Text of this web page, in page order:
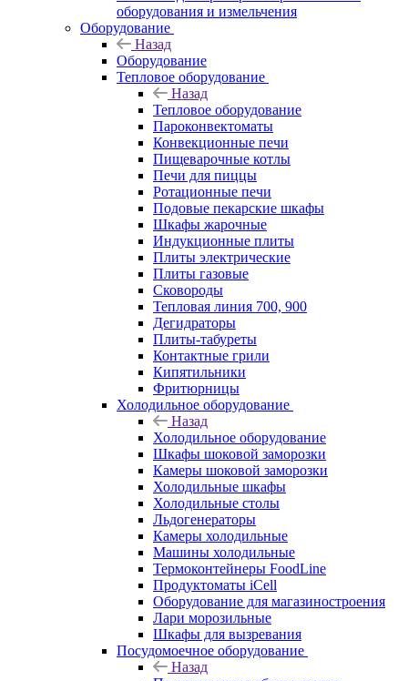
оборудования и измельчения
Оборудование
Назад
Оборудование
Тепловое оборудование
Назад
Тепловое оборудование
Пароконвектоматы
Конвекционные печи
Пищеварочные котлы
Печи для пиццы
Ротационные печи
Подовые пекарские шкафы
Шкафы жарочные
Индукционные плиты
Плиты электрические
Плиты газовые
Сковороды
Тепловая линия 700, 900
Дегидраторы
Плиты-табуреты
Контактные грили
Кипятильники
Фритюрницы
Холодильное оборудование
Назад
Холодильное оборудование
Шкафы шоковой заморозки
Камеры шоковой заморозки
Холодильные шкафы
Холодильные столы
Льдогенераторы
Камеры холодильные
Машины холодильные
Термоконтейнеры FoodLine
Продуктоматы iCell
Оборудование для магазиностроения
Лари морозильные
Шкафы для вызревания
Посудомоечное оборудование
Назад